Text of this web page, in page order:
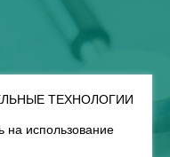
ТЕХНОЛОГИИ
на использование